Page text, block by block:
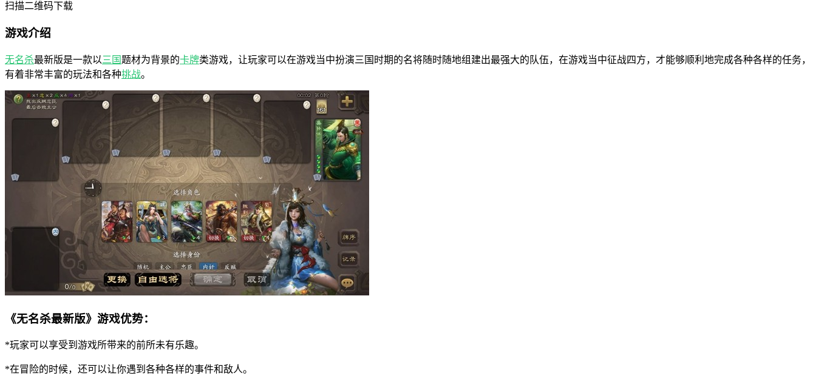
扫描二维码下载
游戏介绍
无名杀最新版是一款以三国题材为背景的卡牌类游戏，让玩家可以在游戏当中扮演三国时期的名将随时随地组建出最强大的队伍，在游戏当中征战四方，才能够顺利地完成各种各样的任务，
有着非常丰富的玩法和各种挑战。
《无名杀最新版》游戏优势：
*玩家可以享受到游戏所带来的前所未有乐趣。
*在冒险的时候，还可以让你遇到各种各样的事件和敌人。